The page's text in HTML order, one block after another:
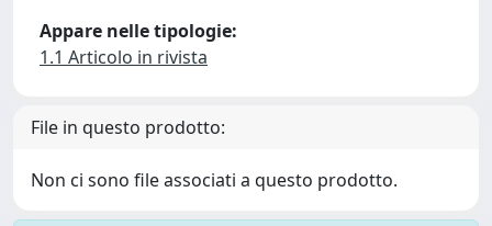
Appare nelle tipologie:
1.1 Articolo in rivista
File in questo prodotto:
Non ci sono file associati a questo prodotto.